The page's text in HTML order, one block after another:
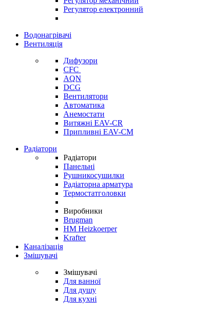
Регулятор електронний
Водонагрівачі
Вентиляція
Дифузори
CFC
AQN
DCG
Вентилятори
Автоматика
Анемостати
Витяжні EAV-CR
Припливні EAV-CM
Радіатори
Радіатори
Панельні
Рушникосушилки
Радіаторна арматура
Термостатголовки
Виробники
Brugman
HM Heizkoerper
Krafter
Каналізація
Змішувачі
Змішувачі
Для ванної
Для душу
Для кухні